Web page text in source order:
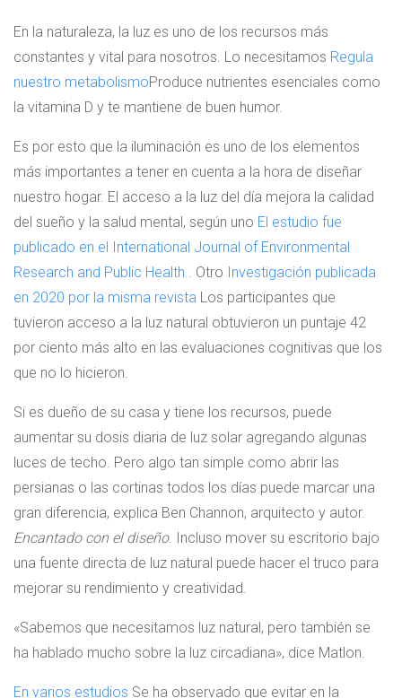
En la naturaleza, la luz es uno de los recursos más
constantes y vital para nosotros. Lo necesitamos Regula
nuestro metabolismoProduce nutrientes esenciales como
la vitamina D y te mantiene de buen humor.
Es por esto que la iluminación es uno de los elementos
más importantes a tener en cuenta a la hora de diseñar
nuestro hogar. El acceso a la luz del día mejora la calidad
del sueño y la salud mental, según uno El estudio fue
publicado en el International Journal of Environmental
Research and Public Health.
. Otro Investigación publicada
en 2020 por la misma revista Los participantes que
tuvieron acceso a la luz natural obtuvieron un puntaje 42
por ciento más alto en las evaluaciones cognitivas que los
que no lo hicieron.
Si es dueño de su casa y tiene los recursos, puede
aumentar su dosis diaria de luz solar agregando algunas
luces de techo. Pero algo tan simple como abrir las
persianas o las cortinas todos los días puede marcar una
gran diferencia, explica Ben Channon, arquitecto y autor.
Encantado con el diseño. Incluso mover su escritorio bajo
una fuente directa de luz natural puede hacer el truco para
mejorar su rendimiento y creatividad.
«Sabemos que necesitamos luz natural, pero también se
ha hablado mucho sobre la luz circadiana», dice Matlon.
En varios estudios Se ha observado que evitar en la